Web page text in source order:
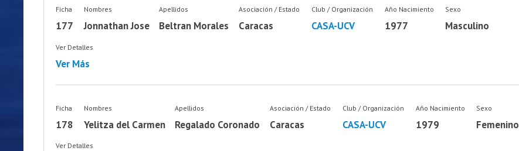
Ficha
177
Nombres
Jonnathan Jose
Apellidos
Beltran Morales
Asociación / Estado
Caracas
Club / Organización
CASA-UCV
Año Nacimiento
1977
Sexo
Masculino
Ver Detalles
Ver Más
Ficha
178
Nombres
Yelitza del Carmen
Apellidos
Regalado Coronado
Asociación / Estado
Caracas
Club / Organización
CASA-UCV
Año Nacimiento
1979
Sexo
Femenino
Ver Detalles